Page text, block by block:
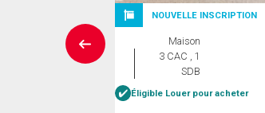
NOUVELLE INSCRIPTION
Maison
3 CAC , 1
SDB
Éligible Louer pour acheter